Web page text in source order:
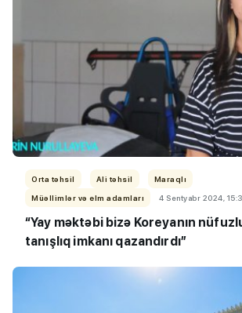
Orta təhsil Ali təhsil
Maraqlı
Müəllimlər və elm adamları
4 Sentyabr 2024,
“Yay məktəbi bizə Koreyanın
tanışlıq imkanı qazandırdı”